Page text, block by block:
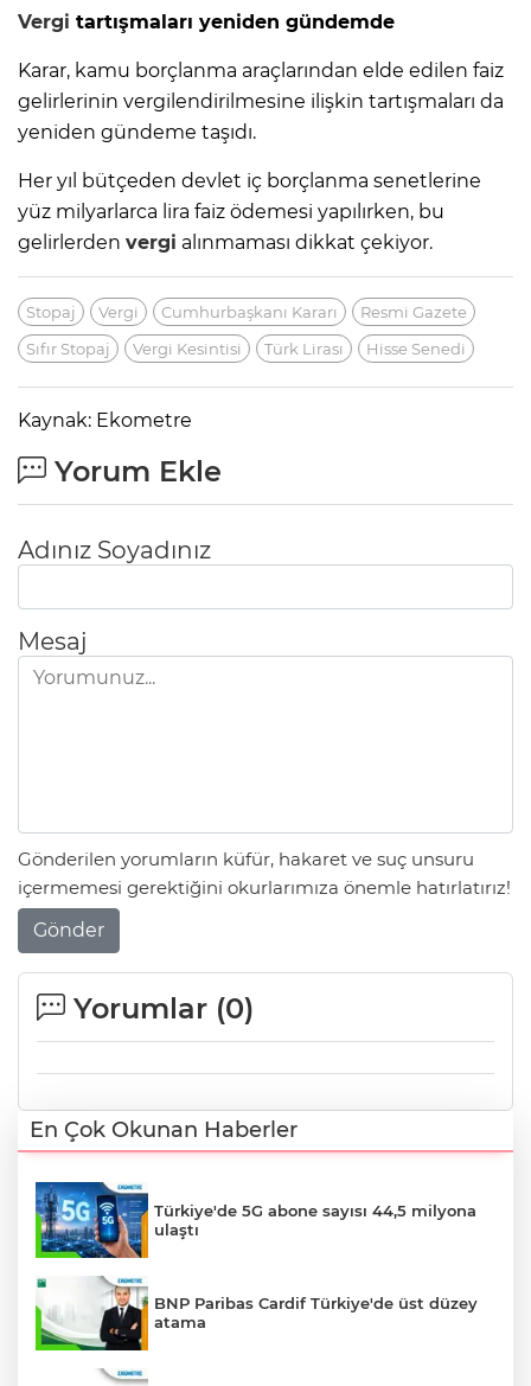
Vergi tartışmaları yeniden gündemde
Karar, kamu borçlanma araçlarından elde edilen faiz
gelirlerinin vergilendirilmesine ilişkin tartışmaları da
yeniden gündeme taşıdı.
Her yıl bütçeden devlet iç borçlanma senetlerine
yüz milyarlarca lira faiz ödemesi yapılırken, bu
gelirlerden vergi alınmaması dikkat çekiyor.
Stopaj Vergi Cumhurbaşkanı Kararı
Resmi Gazete
Sıfır Stopaj
Vergi Kesintisi Türk Lirası Hisse Senedi
Kaynak: Ekometre
Yorum Ekle
Adınız Soyadınız
Mesaj
Gönderilen yorumların küfür, hakaret ve suç unsuru
içermemesi gerektiğini okurlarımıza önemle hatırlatırız!
Gönder
Yorumlar (0)
En Çok Okunan Haberler
Türkiye'de 5G abone sayısı 44,5 milyona
ulaştı
BNP Paribas Cardif Türkiye'de üst düzey
atama